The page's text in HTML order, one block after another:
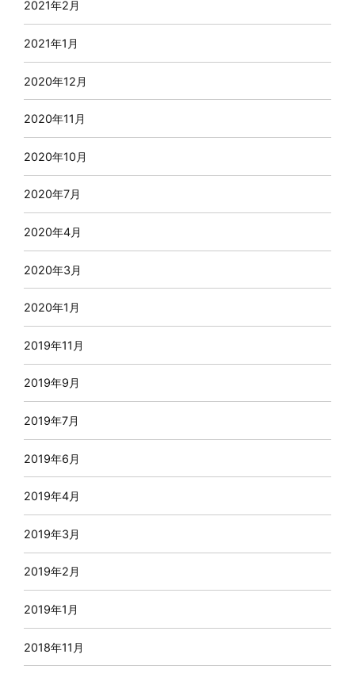
2021年2月
2021年1月
2020年12月
2020年11月
2020年10月
2020年7月
2020年4月
2020年3月
2020年1月
2019年11月
2019年9月
2019年7月
2019年6月
2019年4月
2019年3月
2019年2月
2019年1月
2018年11月